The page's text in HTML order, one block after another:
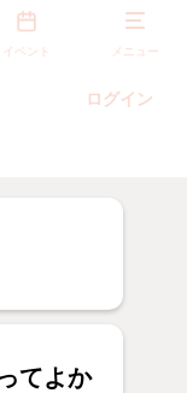
イベント メニュー
ログイン
てよか